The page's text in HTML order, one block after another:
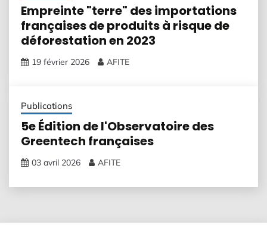
Empreinte "terre" des importations
françaises de produits à risque de
déforestation en 2023
19 février 2026 AFITE
Publications
5e Édition de l'Observatoire des
Greentech françaises
03 avril 2026 AFITE